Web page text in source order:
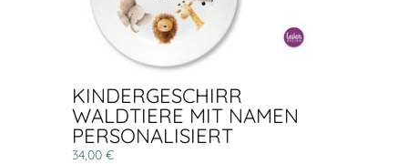
KINDERGESCHIRR
WALDTIERE MIT NAMEN
PERSONALISIERT
34,00 €